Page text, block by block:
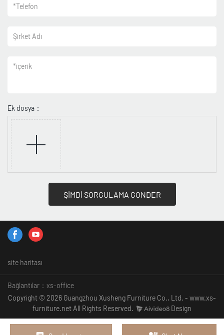
*Telefon
Şirket Adı
*içerik
Ek dosya：
ŞİMDİ SORGULAMA GÖNDER
site haritası
Bağlantılar： xs-office
Copyright © 2026 Guangzhou Xusheng Furniture Co., Ltd. - www.xs-
furniture.net All Rights Reserved.
Design